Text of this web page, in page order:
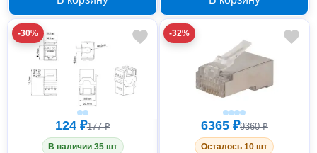
-30%
124 ₽177 ₽
В наличии 35 шт
-32%
6365 ₽9360 ₽
Осталось 10 шт